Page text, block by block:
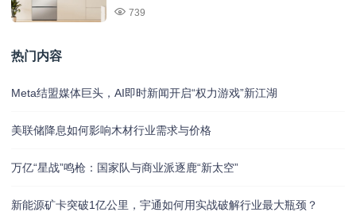
739
热门内容
Meta结盟媒体巨头，AI即时新闻开启“权力游戏”新江湖
美联储降息如何影响木材行业需求与价格
万亿“星战”鸣枪：国家队与商业派逐鹿“新太空”
新能源矿卡突破1亿公里，宇通如何用实战破解行业最大瓶颈？